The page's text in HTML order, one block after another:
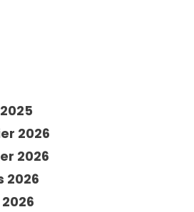
2026
2026
2026
2026